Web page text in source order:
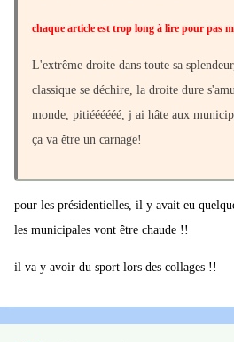
chaque article est trop long à lire pour pas
L'extrême droite dans toute sa
classique se déchire, la droite dure
monde, pitiéééééé, j ai hâte aux
ça va être un carnage!
pour les présidentielles, il y avait eu
les municipales vont être chaude !!
il va y avoir du sport lors des collages !!